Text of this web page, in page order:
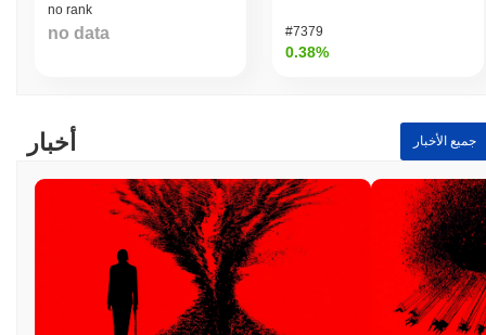
no rank
no data #7379
0.38%
أخبار جميع الأخبار